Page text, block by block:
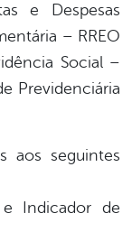
e Despesas
– RREO
Social –
Previdenciária
aos seguintes
Indicador de